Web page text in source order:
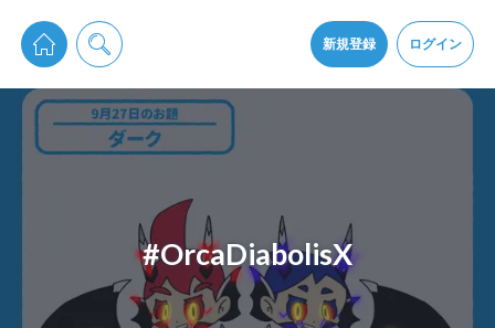
新規登録 ログイン
pixiv Sketchは2024年5月28日付で プライパシーポリシーを改定しました。
通知を受け取るにはここをクリックします
pixiv Sketchアプリでさらに快適に！
アプリをインストール
#OrcaDiabolisX